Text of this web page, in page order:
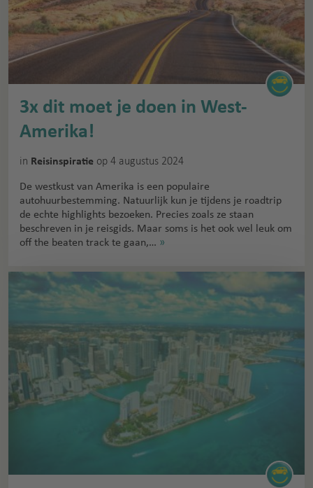
3x dit moet je doen in West-
Amerika!
in Reisinspiratie op 4 augustus 2024
De westkust van Amerika is een populaire
autohuurbestemming. Natuurlijk kun je tijdens je roadtrip
de echte highlights bezoeken. Precies zoals ze staan
beschreven in je reisgids. Maar soms is het ook wel leuk om
off the beaten track te gaan,… »